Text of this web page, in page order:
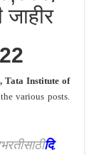
Tata Institute of
various posts.
दि.